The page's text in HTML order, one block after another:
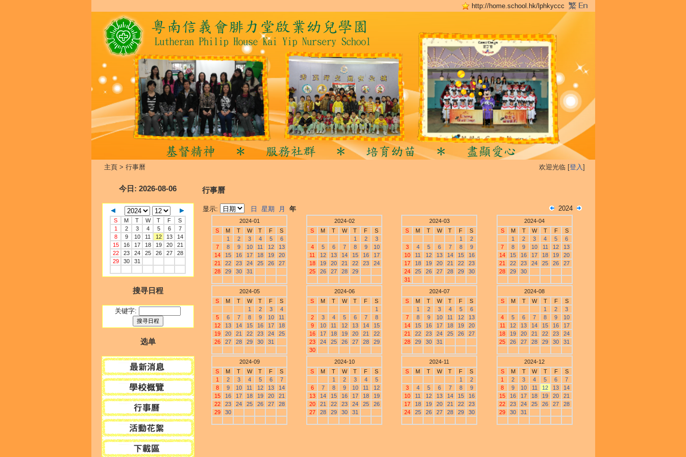
http://home.school.hk/lphkyccc
主頁> 行事曆 欢迎光临 [登入]
今日 : 2026-08-06
S M T W T F
S
1
2 3 4 5 6
7
8
9 10 11 12 13
14
15
16 17 18 19 20
21
22
23 24 25 26 27
28
29
30 31
搜寻日程
关键字:
选单
行事曆
显示: 日 星期 月 年 2024
2024-01
S
M T W T F
S
1
2 3 4 5
6
7
8 9 10 11 12
13
14
15 16 17 18 19
20
21
22 23 24 25 26
27
28
29 30 31
2024-02
S
M T W T F
S
1
2
3
4
5 6 7 8 9
10
11
12 13 14 15 16
17
18
19 20 21 22 23
24
25
26 27 28 29
2024-03
S
M T W T F
S
1
2
3
4 5 6 7 8
9
10
11 12 13 14 15
16
17
18 19 20 21 22
23
24
25 26 27 28 29
30
31
2024-04
S
M T W T F
S
1
2 3 4 5
6
7
8 9 10 11 12
13
14
15 16 17 18 19
20
21
22 23 24 25 26
27
28
29 30
2024-05
S
M T W T F
S
1
2 3
4
5
6 7 8 9 10
11
12
13 14 15 16 17
18
19
20 21 22 23 24
25
26
27 28 29 30 31
2024-06
S
M T W T F
S
1
2
3 4 5 6 7
8
9
10 11 12 13 14
15
16
17 18 19 20 21
22
23
24 25 26 27 28
29
30
2024-07
S
M T W T F
S
1
2 3 4 5
6
7
8 9 10 11 12
13
14
15 16 17 18 19
20
21
22 23 24 25 26
27
28
29 30 31
2024-08
S
M T W T F
S
1
2
3
4
5 6 7 8 9
10
11
12 13 14 15 16
17
18
19 20 21 22 23
24
25
26 27 28 29 30 31
2024-09
S
M T W T F
S
1
2 3 4 5 6
7
8
9 10 11 12 13
14
15
16 17 18 19 20
21
22
23 24 25 26 27
28
29
30
2024-10
S
M T W T F
S
1
2 3 4
5
6
7 8 9 10 11
12
13
14 15 16 17 18
19
20
21 22 23 24 25
26
27
28 29 30 31
2024-11
S
M T W T F
S
1
2
3
4 5 6 7 8
9
10
11 12 13 14 15
16
17
18 19 20 21 22
23
24
25 26 27 28 29 30
2024-12
S
M T W T F
S
1
2 3 4 5 6
7
8
9 10 11 12 13
14
15
16 17 18 19 20
21
22
23 24 25 26 27
28
29
30 31